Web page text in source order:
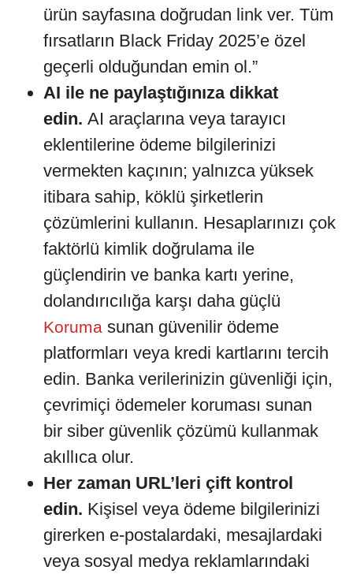
ürün sayfasına doğrudan link ver. Tüm
fırsatların Black Friday 2025’e özel
geçerli olduğundan emin ol.”
AI ile ne paylaştığınıza dikkat
edin. AI araçlarına veya tarayıcı
eklentilerine ödeme bilgilerinizi
vermekten kaçının; yalnızca yüksek
itibara sahip, köklü şirketlerin
çözümlerini kullanın. Hesaplarınızı çok
faktörlü kimlik doğrulama ile
güçlendirin ve banka kartı yerine,
dolandırıcılığa karşı daha güçlü
Koruma sunan güvenilir ödeme
platformları veya kredi kartlarını tercih
edin. Banka verilerinizin güvenliği için,
çevrimiçi ödemeler koruması sunan
bir siber güvenlik çözümü kullanmak
akıllıca olur.
Her zaman URL’leri çift kontrol
edin. Kişisel veya ödeme bilgilerinizi
girerken e-postalardaki, mesajlardaki
veya sosyal medya reklamlarındaki